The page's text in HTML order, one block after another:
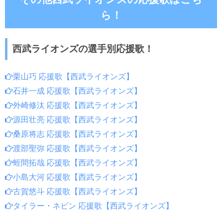
ら！
西武ライオンズの選手別応援歌！
栗山巧 応援歌【西武ライオンズ】
石井一成 応援歌【西武ライオンズ】
外崎修汰 応援歌【西武ライオンズ】
源田壮亮 応援歌【西武ライオンズ】
桑原将志 応援歌【西武ライオンズ】
渡部聖弥 応援歌【西武ライオンズ】
蛭間拓哉 応援歌【西武ライオンズ】
小島大河 応援歌【西武ライオンズ】
古賀悠斗 応援歌【西武ライオンズ】
タイラー・ネビン 応援歌【西武ライオンズ】